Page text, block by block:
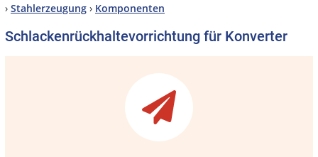
› Stahlerzeugung › Komponenten
Schlackenrückhaltevorrichtung für Konverter